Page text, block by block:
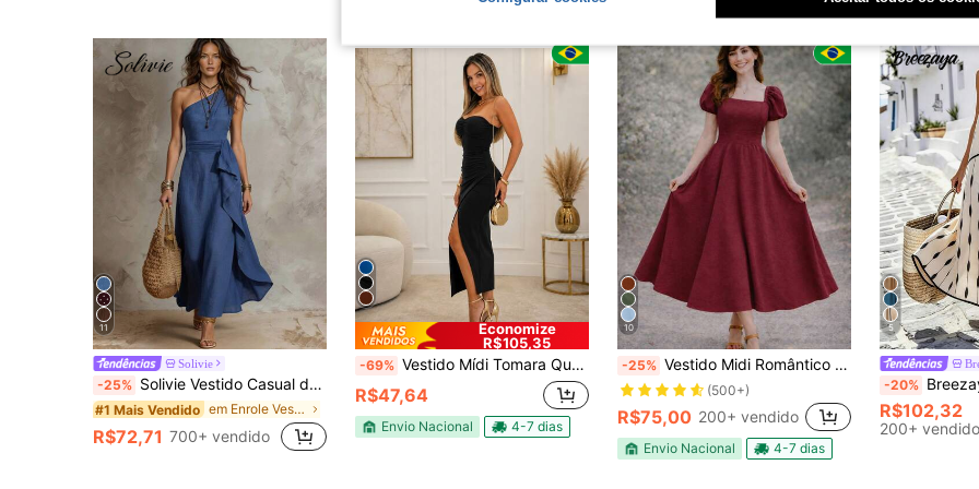
11
Solivie
-25% Solivie Vestido Casual de Festa com Recorte Fendido e Babado Monocromático para Mulheres
#1 Mais Vendido em Enrole Vestidos Femininos
R$72,71 700+ vendido
Economize
R$105,35
-69% Vestido Mídi Tomara Que Caia Com Bojo E Fenda Frontal Moda Feminina Festa, Férias e Elegância Verão
R$47,64
Envio Nacional 4-7 dias
10
-25% Vestido Midi Romântico com Manga Bufante e Saia Rodada
(500+)
R$75,00 200+ vendido
Envio Nacional 4-7 dias
5
-20% Breezaya Vestido Longo Elegante
R$102,32
200+ vendido